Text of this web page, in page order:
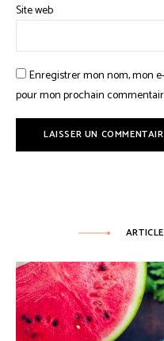
Site web
Enregistrer mon nom, mon
pour mon prochain